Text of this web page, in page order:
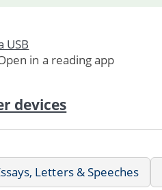
USB
in a reading app
devices
Letters & Speeches